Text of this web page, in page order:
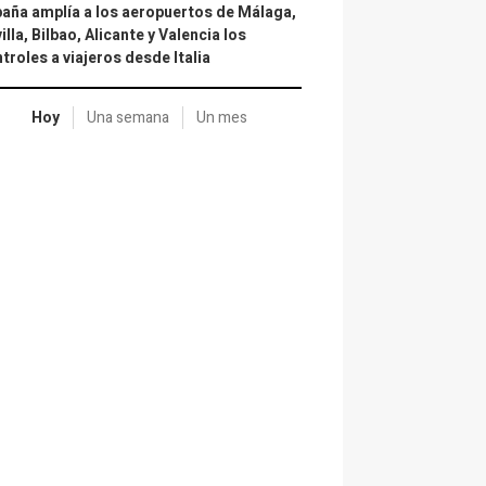
amplía a los aeropuertos de Málaga,
Bilbao, Alicante y Valencia los
a viajeros desde Italia
Hoy Una semana Un mes